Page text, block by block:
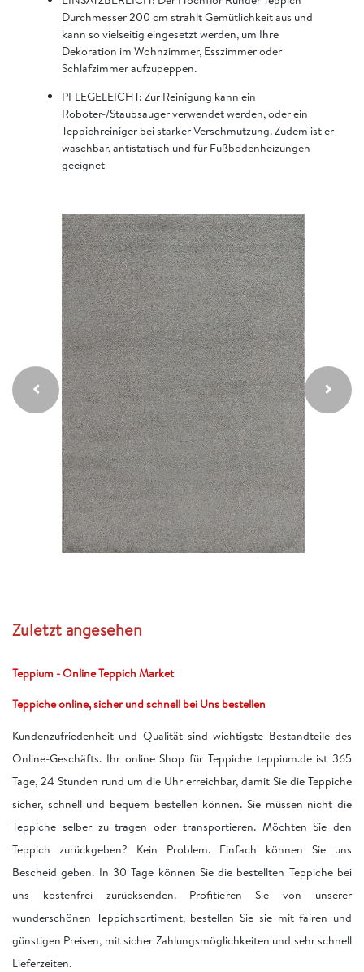
Durchmesser 200 cm strahlt Gemütlichkeit aus und
kann so vielseitig eingesetzt werden, um Ihre
Dekoration im Wohnzimmer, Esszimmer oder
Schlafzimmer aufzupeppen.
PFLEGELEICHT: Zur Reinigung kann ein
Roboter-/Staubsauger verwendet werden, oder ein
Teppichreiniger bei starker Verschmutzung. Zudem ist er
waschbar, antistatisch und für Fußbodenheizungen
geeignet
Zuletzt angesehen
Teppium - Online Teppich Market
Teppiche online, sicher und schnell bei Uns bestellen
Kundenzufriedenheit und Qualität sind wichtigste Bestandteile des
Online-Geschäfts. Ihr online Shop für Teppiche teppium.de ist 365
Tage, 24 Stunden rund um die Uhr erreichbar, damit Sie die Teppiche
sicher, schnell und bequem bestellen können. Sie müssen nicht die
Teppiche selber zu tragen oder transportieren. Möchten Sie den
Teppich zurückgeben? Kein Problem. Einfach können Sie uns
Bescheid geben. In 30 Tage können Sie die bestellten Teppiche bei
uns kostenfrei zurücksenden. Profitieren Sie von unserer
wunderschönen Teppichsortiment, bestellen Sie sie mit fairen und
günstigen Preisen, mit sicher Zahlungsmöglichkeiten und sehr schnell
Lieferzeiten.